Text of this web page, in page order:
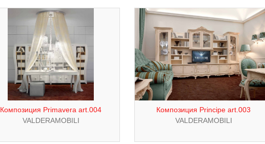
Композиция Primavera art.004
VALDERAMOBILI
Композиция Principe art.003
VALDERAMOBILI